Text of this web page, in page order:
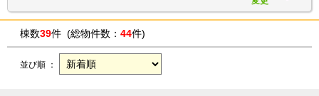
棟数39件 (総物件数： 44件)
並び順 ：